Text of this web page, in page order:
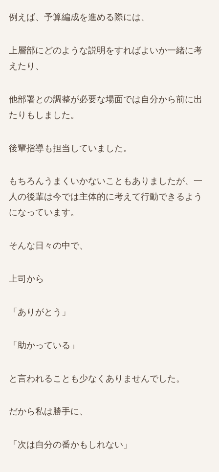
例えば、予算編成を進める際には、
上層部にどのような説明をすればよいか一緒に考
えたり、
他部署との調整が必要な場面では自分から前に出
たりもしました。
後輩指導も担当していました。
もちろんうまくいかないこともありましたが、一
人の後輩は今では主体的に考えて行動できるよう
になっています。
そんな日々の中で、
上司から
「ありがとう」
「助かっている」
と言われることも少なくありませんでした。
だから私は勝手に、
「次は自分の番かもしれない」